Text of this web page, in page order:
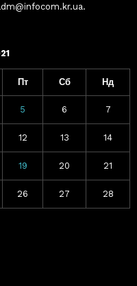
Пт Сб Нд
5 6 7
12 13 14
19 20 21
26 27 28